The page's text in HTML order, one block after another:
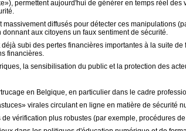
permettent aujourd'hui de générer en temps réel
diffusés pour détecter ces manipulations
aux citoyens un faux sentiment de sécurité.
subi des pertes financières importantes à la suite
financières.
la sensibilisation du public et la protection des
en Belgique, en particulier dans le cadre
virales circulant en ligne en matière de sécurité
vérification plus robustes (par exemple, procédures